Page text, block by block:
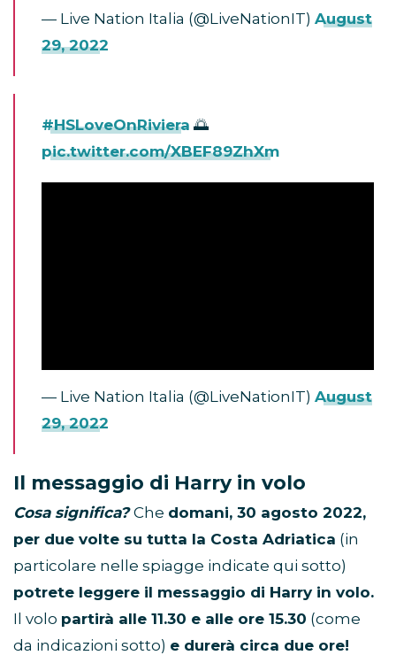
— Live Nation Italia (@LiveNationIT) August
29, 2022
#HSLoveOnRiviera 🌅
pic.twitter.com/XBEF89ZhXm
— Live Nation Italia (@LiveNationIT) August
29, 2022
Il messaggio di Harry in volo
Cosa significa? Che domani, 30 agosto 2022,
per due volte su tutta la Costa Adriatica (in
particolare nelle spiagge indicate qui sotto)
potrete leggere il messaggio di Harry in volo.
Il volo partirà alle 11.30 e alle ore 15.30 (come
da indicazioni sotto) e durerà circa due ore!